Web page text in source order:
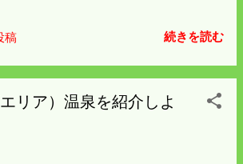
真冬では殺風景で冷たく感じるが 民家
こういった建築手法があるのを TVでや
にしてもレストランは 広い空間が打ち
稿 続きを読む
リア）温泉を紹介しよ